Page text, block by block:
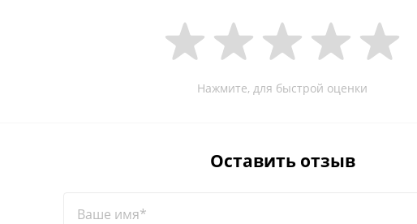
Нажмите, для быстрой оценки
Оставить отзыв
Ваше имя*